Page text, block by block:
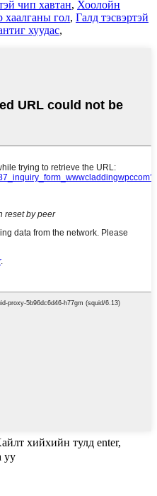
чип хавтан, Хоолойн
хаалганы гол, Галд тэсвэртэй
хуудас,
хийхийн тулд enter,
уу